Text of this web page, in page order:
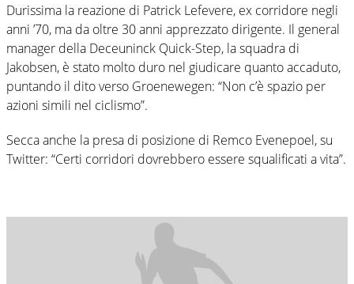
Durissima la reazione di Patrick Lefevere, ex corridore negli
anni ’70, ma da oltre 30 anni apprezzato dirigente. Il general
manager della Deceuninck Quick-Step, la squadra di
Jakobsen, è stato molto duro nel giudicare quanto accaduto,
puntando il dito verso Groenewegen: “Non c’è spazio per
azioni simili nel ciclismo”.
Secca anche la presa di posizione di Remco Evenepoel, su
Twitter: “Certi corridori dovrebbero essere squalificati a vita”.